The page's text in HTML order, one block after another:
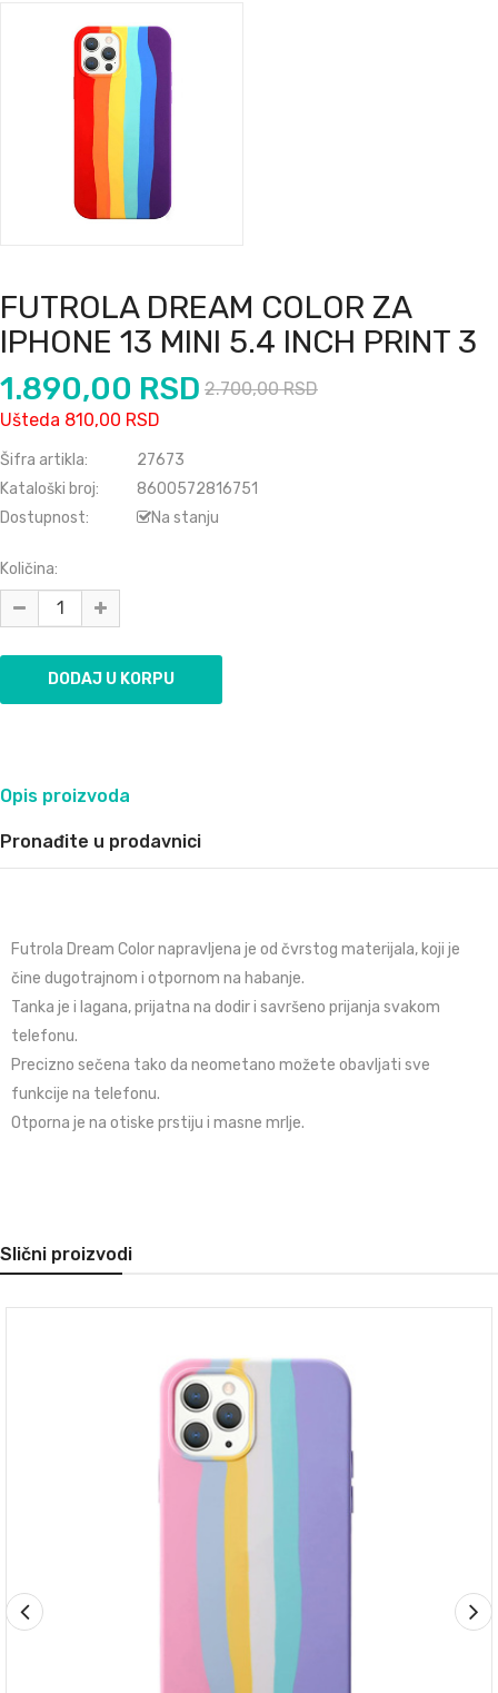
FUTROLA DREAM COLOR ZA
IPHONE 13 MINI 5.4 INCH PRINT 3
1.890,00 RSD 2.700,00 RSD
Ušteda 810,00 RSD
Šifra artikla:
27673
Kataloški broj:
8600572816751
Dostupnost:
Na stanju
Količina:
Opis proizvoda
Pronađite u prodavnici
Futrola Dream Color napravljena je od čvrstog materijala, koji je
čine dugotrajnom i otpornom na habanje.
Tanka je i lagana, prijatna na dodir i savršeno prijanja svakom
telefonu.
Precizno sečena tako da neometano možete obavljati sve
funkcije na telefonu.
Otporna je na otiske prstiju i masne mrlje.
Slični proizvodi